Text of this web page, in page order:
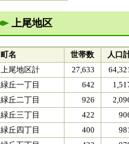
上尾地区
町名 世帯数 人口
上尾地区計
27,633
緑丘一丁目
642
緑丘二丁目
926
緑丘三丁目
422
緑丘四丁目
400